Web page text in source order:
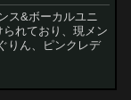
ス&ボーカルユニ
れており、現メン
りん、ピンクレデ